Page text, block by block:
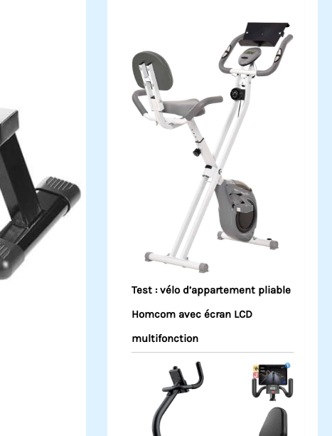
Test : vélo d’appartement pliable
Homcom avec écran LCD
multifonction